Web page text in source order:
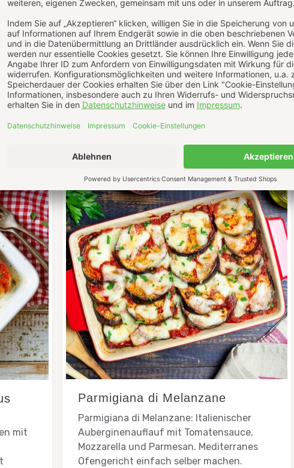
und
Gemüse-Halloumi-Spieße
Mediterrane Gemüse-Halloumi-Spieße mit
Paprika, roten Zwiebeln und Grillgewürz.
Einfaches vegetarisches Grillrezept mit
würzigem Halloumi und viel Aroma.
WEITERLESEN
Parmigiana di Melanzane
Parmigiana di Melanzane: Italienischer
Auberginenauflauf mit Tomatensauce,
Mozzarella und Parmesan. Mediterranes
Ofengericht einfach selber machen.
mit